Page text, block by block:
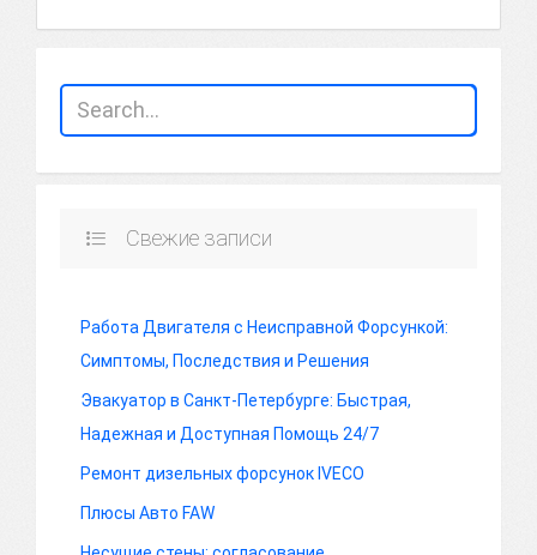
Свежие записи
Работа Двигателя с Неисправной Форсункой:
Симптомы, Последствия и Решения
Эвакуатор в Санкт-Петербурге: Быстрая,
Надежная и Доступная Помощь 24/7
Ремонт дизельных форсунок IVECO
Плюсы Авто FAW